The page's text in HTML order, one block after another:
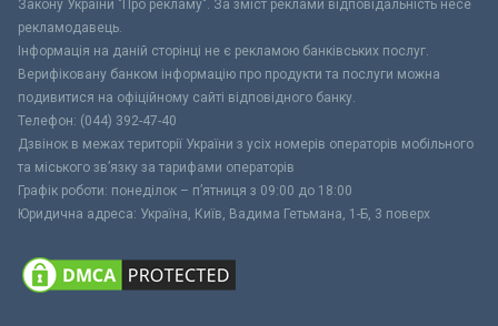
Закону України "Про рекламу". За зміст реклами відповідальність несе
рекламодавець.
Інформація на даній сторінці не є рекламою банківських послуг.
Верифіковану банком інформацію про продукти та послуги можна
подивитися на офіційному сайті відповідного банку.
Телефон: (044) 392-47-40
Дзвінок в межах території України з усіх номерів операторів мобільного
та міського зв’язку за тарифами операторів
Графік роботи: понеділок – п’ятниця з 09:00 до 18:00
Юридична адреса: Україна, Київ, Вадима Гетьмана, 1-Б, 3 поверх